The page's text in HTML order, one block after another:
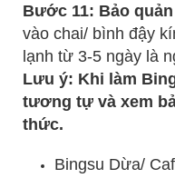
Bước 11: Bảo
vào chai/ bình đậy
lạnh từ 3-5 ngày là
Lưu ý: Khi làm
tương tự và xem
thức.
Bingsu Dừa/